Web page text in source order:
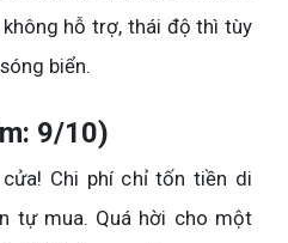
không hỗ trợ, thái độ thì tùy
biển.
9/10)
Chi phí chỉ tốn tiền di
tự mua. Quá hời cho một